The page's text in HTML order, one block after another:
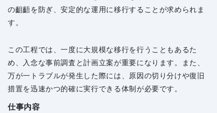
の齟齬を防ぎ、安定的な運用に移行することが求められま
す。
この工程では、一度に大規模な移行を行うこともあるた
め、入念な事前調査と計画立案が重要になります。また、
万が一トラブルが発生した際には、原因の切り分けや復旧
措置を迅速かつ的確に実行できる体制が必要です。
仕事内容